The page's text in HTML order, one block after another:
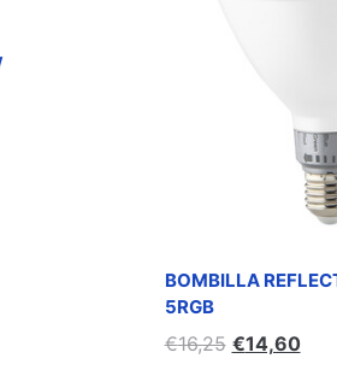
BOMBILLA
5RGB
€16,25 €14,60